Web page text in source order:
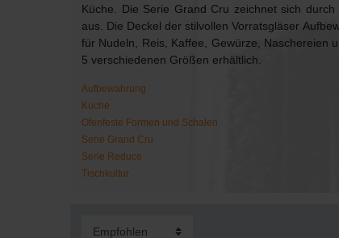
Küche. Die Serie Grand Cru zeichnet sich
aus. Die Deckel der stilvollen Vorratsgläser
für Nudeln, Reis, Kaffee, Gewürze, Naschereien
5 verschiedenen Größen erhältlich.
Aufbewahrung
Küche
Ofenfeste Formen und Schalen
Serie Grand Cru
Serie Reduce
Tischkultur